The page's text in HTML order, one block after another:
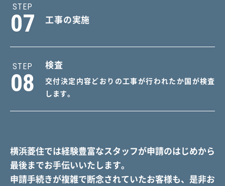
STEP
07 工事の実施
STEP
08
検査
交付決定内容どおりの工事が行われたか国が検査
します。
横浜菱住では経験豊富なスタッフが申請のはじめから
最後までお手伝いいたします。
申請手続きが複雑で断念されていたお客様も、是非お